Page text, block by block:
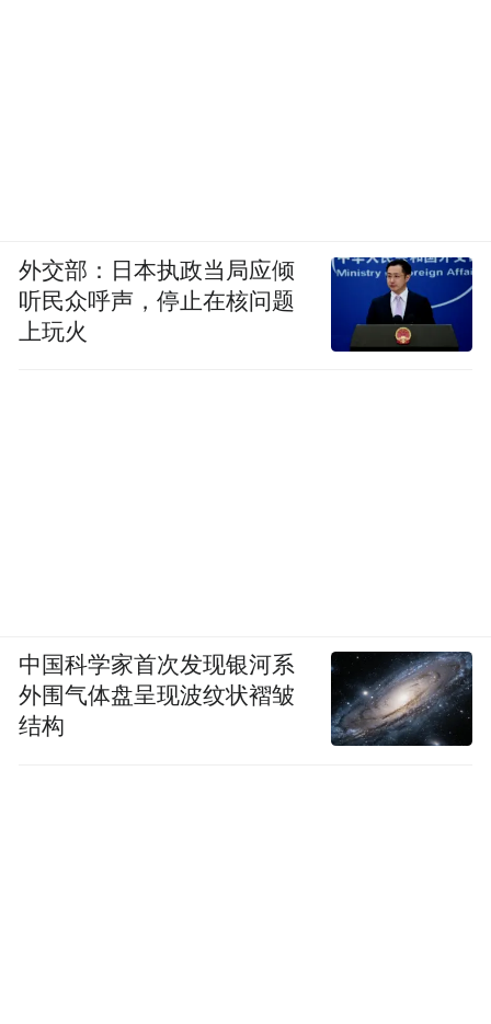
外交部：日本执政当局应倾
听民众呼声，停止在核问题
上玩火
中国科学家首次发现银河系
外围气体盘呈现波纹状褶皱
结构